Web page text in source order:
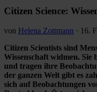
Citizen Science:
von Helena Zottmann · 16.
Citizen Scientists sind
Wissenschaft widmen. Sie
und tragen ihre
der ganzen Welt gibt es
sich auf Beobachtungen